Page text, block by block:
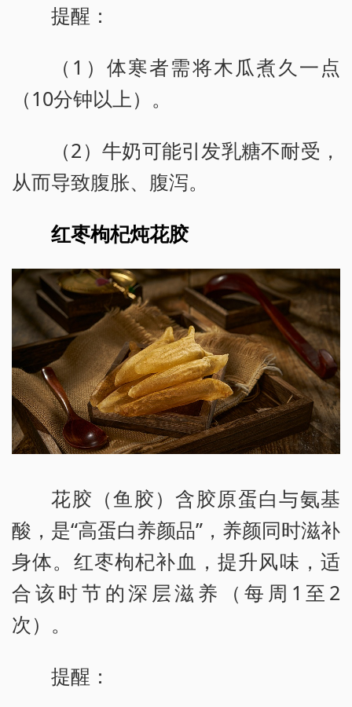
提醒：
（1）体寒者需将木瓜煮久一点
（10分钟以上）。
（2）牛奶可能引发乳糖不耐受，
从而导致腹胀、腹泻。
红枣枸杞炖花胶
花胶（鱼胶）含胶原蛋白与氨基
酸，是“高蛋白养颜品”，养颜同时滋补
身体。红枣枸杞补血，提升风味，适
合该时节的深层滋养（每周1至2
次）。
提醒：